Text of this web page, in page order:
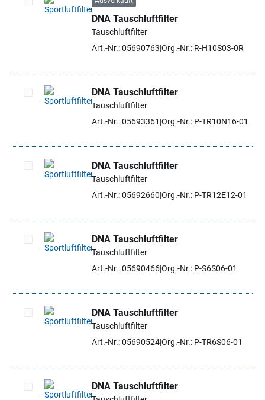
Artikel auswählen
DNA Tauschluftfilter
Tauschluftfilter
Art.-Nr.: 05690763 Org.-Nr.: R-H10S03-0R
Artikel auswählen
DNA Tauschluftfilter
Tauschluftfilter
Art.-Nr.: 05693361 Org.-Nr.: P-TR10N16-01
Artikel auswählen
DNA Tauschluftfilter
Tauschluftfilter
Art.-Nr.: 05692660 Org.-Nr.: P-TR12E12-01
Artikel auswählen
DNA Tauschluftfilter
Tauschluftfilter
Art.-Nr.: 05690466Org.-Nr.: P-S6S06-01
Artikel auswählen
DNA Tauschluftfilter
Tauschluftfilter
Art.-Nr.: 05690524Org.-Nr.: P-TR6S06-01
DNA Tauschluftfilter